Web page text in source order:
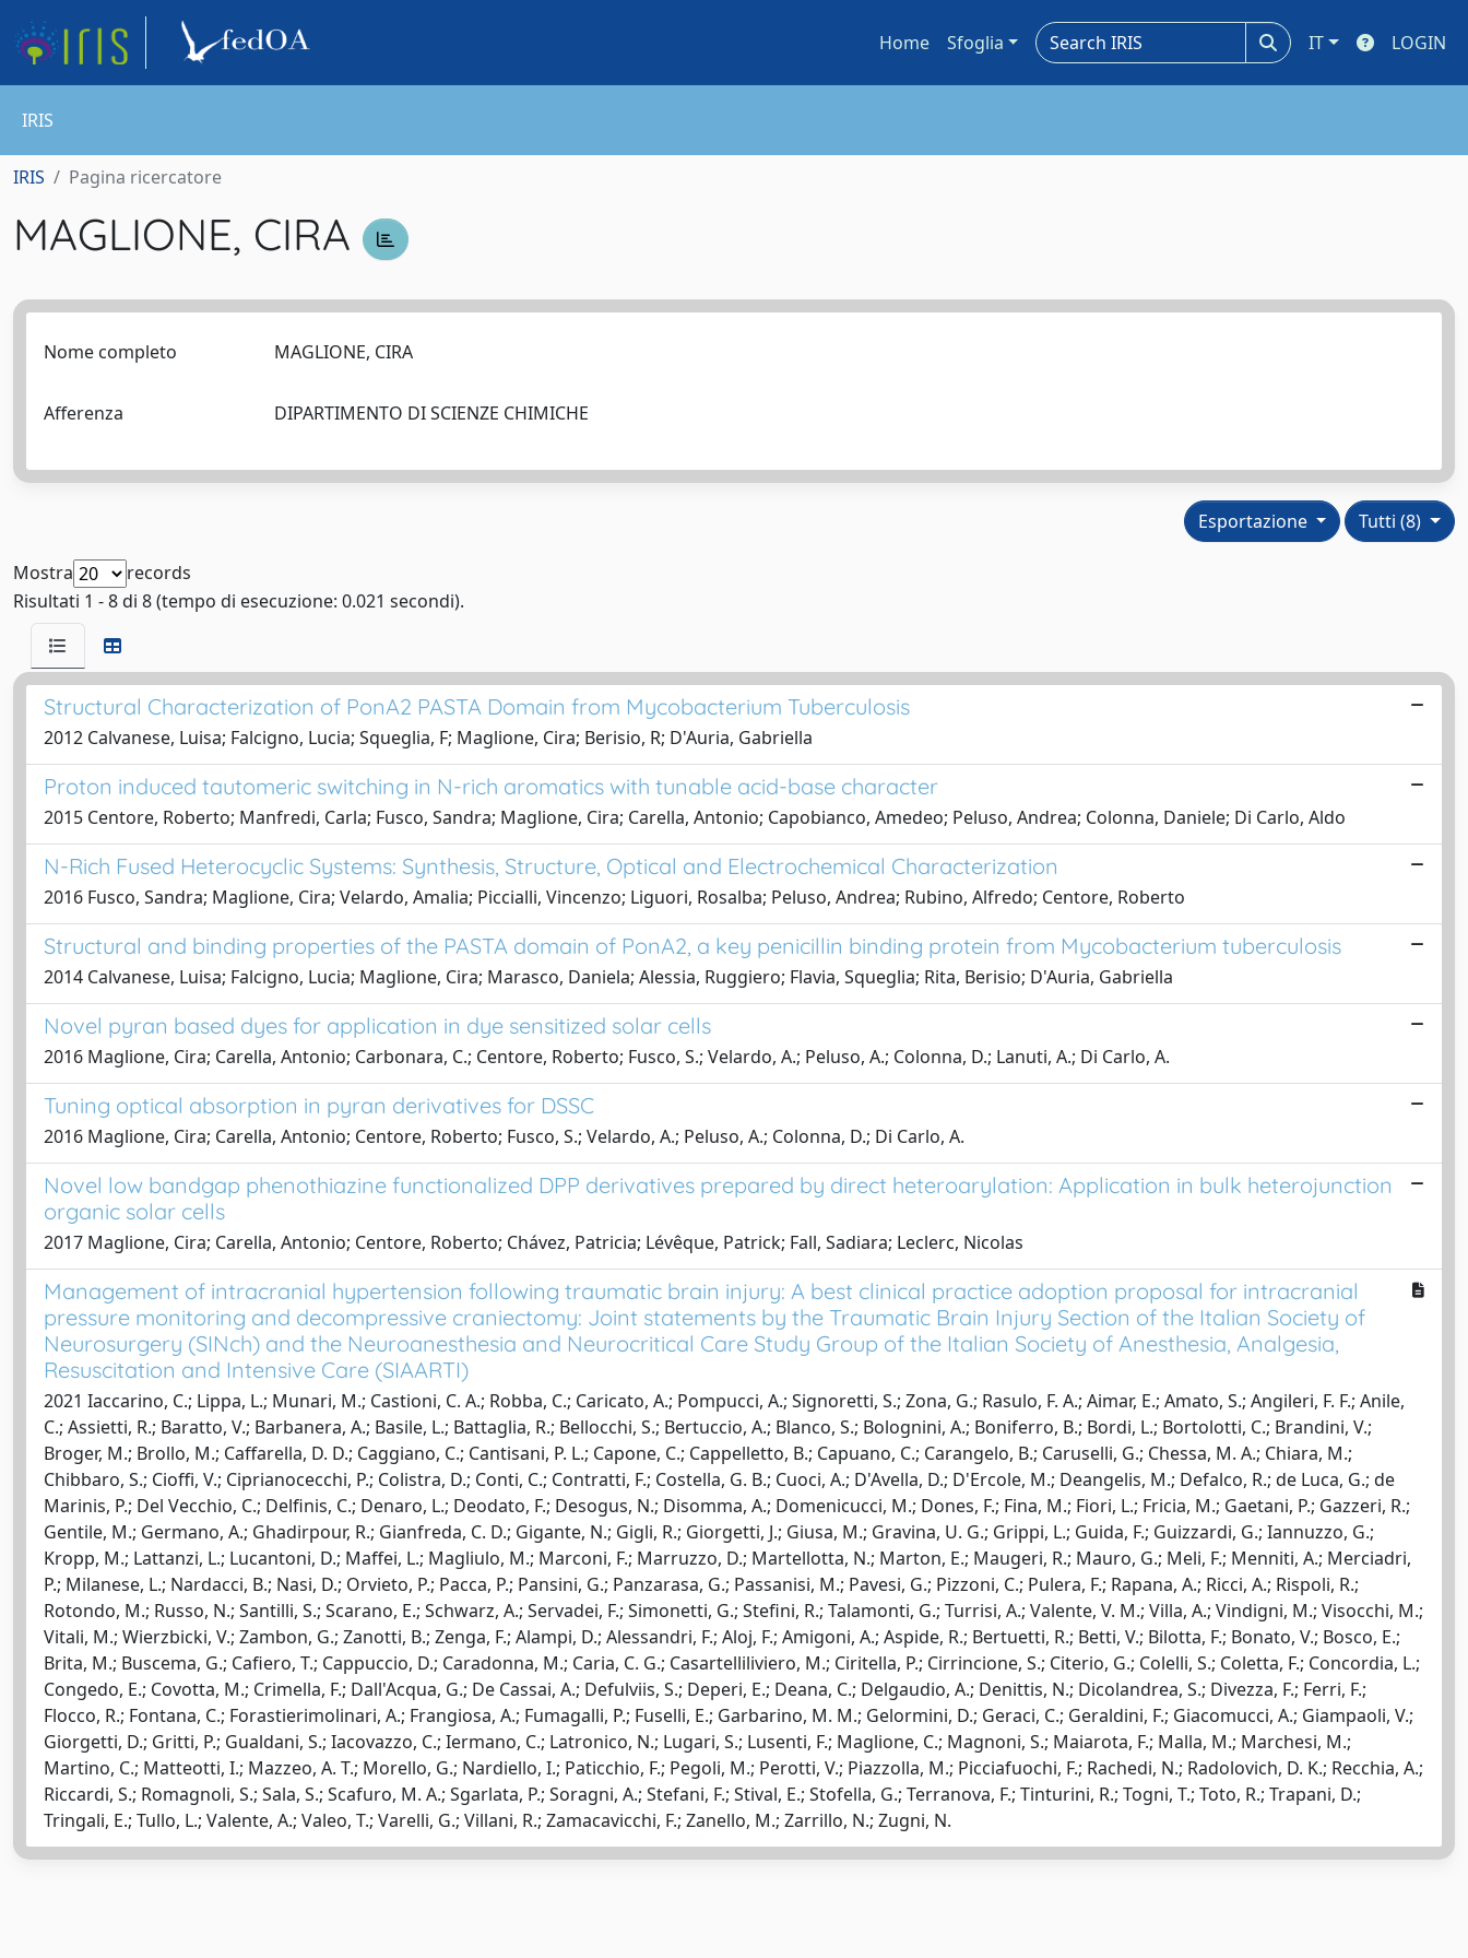
Home Sfoglia IT LOGIN
IRIS
IRIS Pagina ricercatore
MAGLIONE, CIRA
Nome completo MAGLIONE, CIRA
Afferenza DIPARTIMENTO DI SCIENZE CHIMICHE
Tutti (8)
Esportazione
Mostra
records
Risultati 1 - 8 di 8 (tempo di esecuzione: 0.021 secondi).
Structural Characterization of PonA2 PASTA Domain from Mycobacterium Tuberculosis
2012 Calvanese, Luisa; Falcigno, Lucia; Squeglia, F; Maglione, Cira; Berisio, R; D'Auria, Gabriella
Proton induced tautomeric switching in N-rich aromatics with tunable acid-base character
2015 Centore, Roberto; Manfredi, Carla; Fusco, Sandra; Maglione, Cira; Carella, Antonio; Capobianco, Amedeo; Peluso, Andrea; Colonna, Daniele; Di Carlo, Aldo
N-Rich Fused Heterocyclic Systems: Synthesis, Structure, Optical and Electrochemical Characterization
2016 Fusco, Sandra; Maglione, Cira; Velardo, Amalia; Piccialli, Vincenzo; Liguori, Rosalba; Peluso, Andrea; Rubino, Alfredo; Centore, Roberto
Structural and binding properties of the PASTA domain of PonA2, a key penicillin binding protein from Mycobacterium tuberculosis
2014 Calvanese, Luisa; Falcigno, Lucia; Maglione, Cira; Marasco, Daniela; Alessia, Ruggiero; Flavia, Squeglia; Rita, Berisio; D'Auria, Gabriella
Novel pyran based dyes for application in dye sensitized solar cells
2016 Maglione, Cira; Carella, Antonio; Carbonara, C.; Centore, Roberto; Fusco, S.; Velardo, A.; Peluso, A.; Colonna, D.; Lanuti, A.; Di Carlo, A.
Tuning optical absorption in pyran derivatives for DSSC
2016 Maglione, Cira; Carella, Antonio; Centore, Roberto; Fusco, S.; Velardo, A.; Peluso, A.; Colonna, D.; Di Carlo, A.
Novel low bandgap phenothiazine functionalized DPP derivatives prepared by direct heteroarylation: Application in bulk heterojunction
organic solar cells
2017 Maglione, Cira; Carella, Antonio; Centore, Roberto; Chávez, Patricia; Lévêque, Patrick; Fall, Sadiara; Leclerc, Nicolas
Management of intracranial hypertension following traumatic brain injury: A best clinical practice adoption proposal for intracranial
pressure monitoring and decompressive craniectomy: Joint statements by the Traumatic Brain Injury Section of the Italian Society of
Neurosurgery (SINch) and the Neuroanesthesia and Neurocritical Care Study Group of the Italian Society of Anesthesia, Analgesia,
Resuscitation and Intensive Care (SIAARTI)
2021 Iaccarino, C.; Lippa, L.; Munari, M.; Castioni, C. A.; Robba, C.; Caricato, A.; Pompucci, A.; Signoretti, S.; Zona, G.; Rasulo, F. A.; Aimar, E.; Amato, S.; Angileri, F. F.; Anile,
C.; Assietti, R.; Baratto, V.; Barbanera, A.; Basile, L.; Battaglia, R.; Bellocchi, S.; Bertuccio, A.; Blanco, S.; Bolognini, A.; Boniferro, B.; Bordi, L.; Bortolotti, C.; Brandini, V.;
Broger, M.; Brollo, M.; Caffarella, D. D.; Caggiano, C.; Cantisani, P. L.; Capone, C.; Cappelletto, B.; Capuano, C.; Carangelo, B.; Caruselli, G.; Chessa, M. A.; Chiara, M.;
Chibbaro, S.; Cioffi, V.; Ciprianocecchi, P.; Colistra, D.; Conti, C.; Contratti, F.; Costella, G. B.; Cuoci, A.; D'Avella, D.; D'Ercole, M.; Deangelis, M.; Defalco, R.; de Luca, G.; de
Marinis, P.; Del Vecchio, C.; Delfinis, C.; Denaro, L.; Deodato, F.; Desogus, N.; Disomma, A.; Domenicucci, M.; Dones, F.; Fina, M.; Fiori, L.; Fricia, M.; Gaetani, P.; Gazzeri, R.;
Gentile, M.; Germano, A.; Ghadirpour, R.; Gianfreda, C. D.; Gigante, N.; Gigli, R.; Giorgetti, J.; Giusa, M.; Gravina, U. G.; Grippi, L.; Guida, F.; Guizzardi, G.; Iannuzzo, G.;
Kropp, M.; Lattanzi, L.; Lucantoni, D.; Maffei, L.; Magliulo, M.; Marconi, F.; Marruzzo, D.; Martellotta, N.; Marton, E.; Maugeri, R.; Mauro, G.; Meli, F.; Menniti, A.; Merciadri,
P.; Milanese, L.; Nardacci, B.; Nasi, D.; Orvieto, P.; Pacca, P.; Pansini, G.; Panzarasa, G.; Passanisi, M.; Pavesi, G.; Pizzoni, C.; Pulera, F.; Rapana, A.; Ricci, A.; Rispoli, R.;
Rotondo, M.; Russo, N.; Santilli, S.; Scarano, E.; Schwarz, A.; Servadei, F.; Simonetti, G.; Stefini, R.; Talamonti, G.; Turrisi, A.; Valente, V. M.; Villa, A.; Vindigni, M.; Visocchi, M.;
Vitali, M.; Wierzbicki, V.; Zambon, G.; Zanotti, B.; Zenga, F.; Alampi, D.; Alessandri, F.; Aloj, F.; Amigoni, A.; Aspide, R.; Bertuetti, R.; Betti, V.; Bilotta, F.; Bonato, V.; Bosco, E.;
Brita, M.; Buscema, G.; Cafiero, T.; Cappuccio, D.; Caradonna, M.; Caria, C. G.; Casartelliliviero, M.; Ciritella, P.; Cirrincione, S.; Citerio, G.; Colelli, S.; Coletta, F.; Concordia, L.;
Congedo, E.; Covotta, M.; Crimella, F.; Dall'Acqua, G.; De Cassai, A.; Defulviis, S.; Deperi, E.; Deana, C.; Delgaudio, A.; Denittis, N.; Dicolandrea, S.; Divezza, F.; Ferri, F.;
Flocco, R.; Fontana, C.; Forastierimolinari, A.; Frangiosa, A.; Fumagalli, P.; Fuselli, E.; Garbarino, M. M.; Gelormini, D.; Geraci, C.; Geraldini, F.; Giacomucci, A.; Giampaoli, V.;
Giorgetti, D.; Gritti, P.; Gualdani, S.; Iacovazzo, C.; Iermano, C.; Latronico, N.; Lugari, S.; Lusenti, F.; Maglione, C.; Magnoni, S.; Maiarota, F.; Malla, M.; Marchesi, M.;
Martino, C.; Matteotti, I.; Mazzeo, A. T.; Morello, G.; Nardiello, I.; Paticchio, F.; Pegoli, M.; Perotti, V.; Piazzolla, M.; Picciafuochi, F.; Rachedi, N.; Radolovich, D. K.; Recchia, A.;
Riccardi, S.; Romagnoli, S.; Sala, S.; Scafuro, M. A.; Sgarlata, P.; Soragni, A.; Stefani, F.; Stival, E.; Stofella, G.; Terranova, F.; Tinturini, R.; Togni, T.; Toto, R.; Trapani, D.;
Tringali, E.; Tullo, L.; Valente, A.; Valeo, T.; Varelli, G.; Villani, R.; Zamacavicchi, F.; Zanello, M.; Zarrillo, N.; Zugni, N.